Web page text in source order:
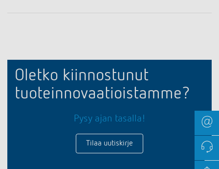
Oletko kiinnostunut
tuoteinnovaatioistamme?
Pysy ajan tasalla!
Tilaa uutiskirje